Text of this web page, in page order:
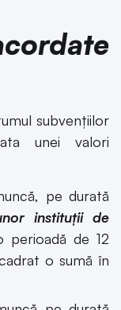
subvențiilor
unei valori
pe durată
instituţii de
perioadă de 12
o sumă în